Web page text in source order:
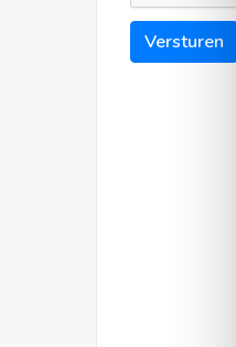
Versturen